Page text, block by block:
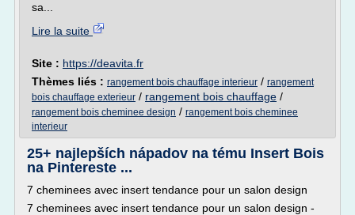
sa...
Lire la suite
Site : https://deavita.fr
Thèmes liés : rangement bois chauffage interieur / rangement
bois chauffage exterieur / rangement bois chauffage /
rangement bois cheminee design / rangement bois cheminee
interieur
25+ najlepších nápadov na tému Insert Bois
na Pintereste ...
7 cheminees avec insert tendance pour un salon design
7 cheminees avec insert tendance pour un salon design -